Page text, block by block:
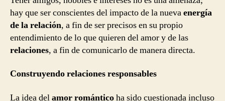
hay que ser conscientes del impacto de la nuevaenergía
de la relación, a fin de ser precisos en su propio
entendimiento de lo que quieren del amor y de las
relaciones, a fin de comunicarlo de manera directa.
Construyendo relaciones responsables
La idea delamor románticoha sido cuestionada incluso